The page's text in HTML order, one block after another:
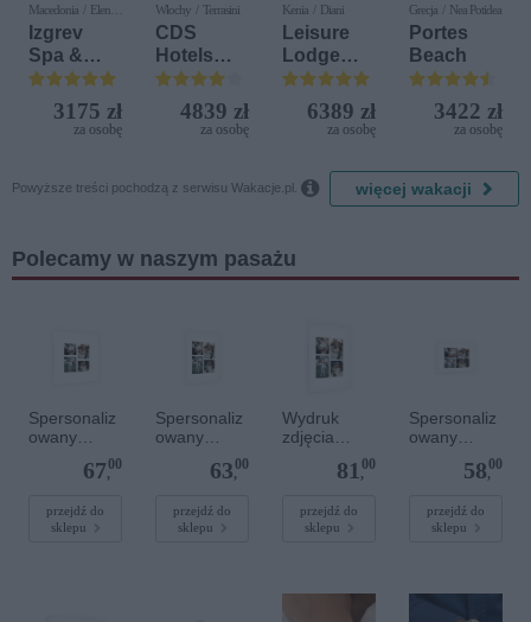
Macedonia / Elen
Kamen
Izgrev
Spa &
Aquapark
3175 zł
za osobę
Włochy / Terrasini
CDS
Hotels
Terrasini
(ex. Citta
del Mare)
4839 zł
za osobę
Kenia / Diani
Leisure
Lodge
Beach &
Golf
Resort by
6389 zł
za osobę
Grecja / Nea Potidea
Portes
Beach
3422 zł
za osobę
Powyższe treści pochodzą z serwisu Wakacje.pl.  więcej wakacji
Polecamy w naszym pasażu
Spersonaliz
owany
plakat - 40 x
67,
00
przejdź do
sklepu
Spersonaliz
owany
plakat - 30 x
63,
00
przejdź do
sklepu
Wydruk
zdjęcia
plakatu - 50
x 70 cm81 ,
00
przejdź do
sklepu
Spersonaliz
owany
plakat - 30 x
58,
00
przejdź do
sklepu